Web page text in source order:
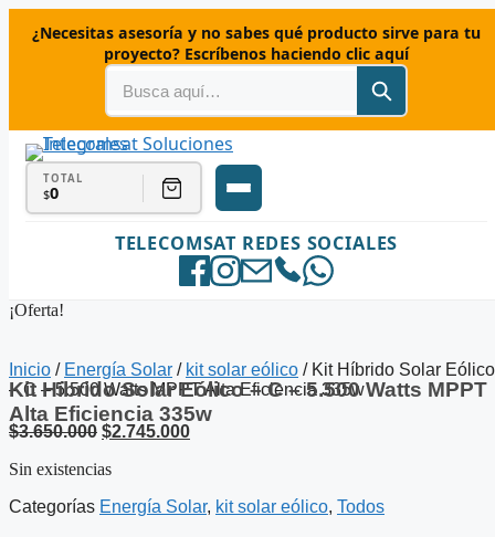
¿Necesitas asesoría y no sabes qué producto sirve para tu
proyecto? Escríbenos haciendo clic aquí
TELECOMSAT REDES SOCIALES
TOTAL
$0
¡Oferta!
Inicio / Energía Solar / kit solar eólico / Kit Híbrido Solar Eólico
– C – 5.500 Watts MPPT Alta Eficiencia 335w
Kit Híbrido Solar Eólico – C – 5.500 Watts MPPT
Alta Eficiencia 335w
$3.650.000 El
original
$3.650.000.
$2.745.000El
$2.745.000.
Sin existencias
Categorías Energía Solar, kit solar eólico, Todos